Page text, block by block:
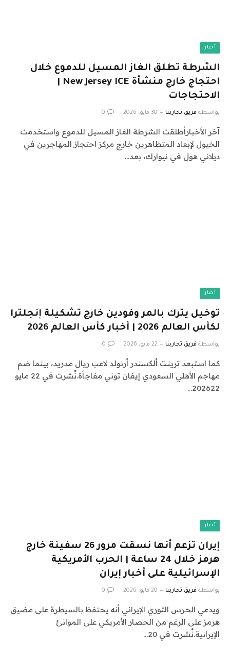
أخبار
الشرطة تطلق الغاز المسيل للدموع خلال
الاحتجاجات
بواسطة فريق تجاربنا 30 مايو، 2026 0
آخر الأخبارأطلقت الشرطة الغاز المسيل للدموع واستخدمت
الخيول لإبعاد المتظاهرين خارج مركز احتجاز المهاجرين في
ديلاني هول في نيوارك، بعد…
أخبار
توخيل يترك بالمر وفودين خارج تشكيلة إنجلترا
لكأس العالم 2026 | أخبار كأس العالم 2026
بواسطة فريق تجاربنا 22 مايو، 2026 0
كما استبعد ترينت ألكسندر أرنولد لاعب ريال مدريد، بينما ضم
مهاجم الأهلي السعودي إيفان توني مفاجأة.نُشرت في 22 مايو
202622…
أخبار
إيران تزعم أنها نسقت مرور 26 سفينة خارج
هرمز خلال 24 ساعة | الحرب الأمريكية
الإسرائيلية على أخبار إيران
بواسطة فريق تجاربنا 20 مايو، 2026 0
ويدعي الحرس الثوري الإيراني أنه يحتفظ بالسيطرة على مضيق
هرمز على الرغم من الحصار الأمريكي على الموانئ
الإيرانية.نُشرت في 20…